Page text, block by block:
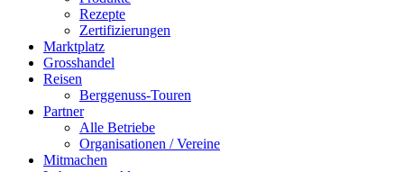
Rezepte
Zertifizierungen
Marktplatz
Grosshandel
Reisen
Berggenuss-Touren
Partner
Alle Betriebe
Organisationen / Vereine
Mitmachen